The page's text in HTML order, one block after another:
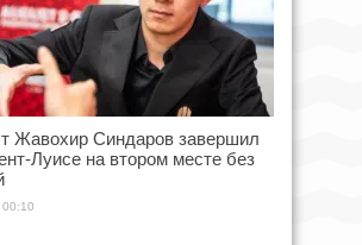
Жавохир Синдаров завершил
Луисе на втором месте без